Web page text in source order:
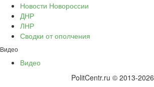
Новости Новороссии
ДНР
ЛНР
Сводки от ополчения
Видео
Видео
PolitCentr.ru © 2013-2026